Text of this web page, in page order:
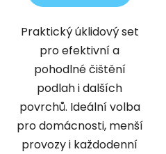
Praktický úklidový set
pro efektivní a
pohodlné čištění
podlah i dalších
povrchů. Ideální volba
pro domácnosti, menší
provozy i každodenní